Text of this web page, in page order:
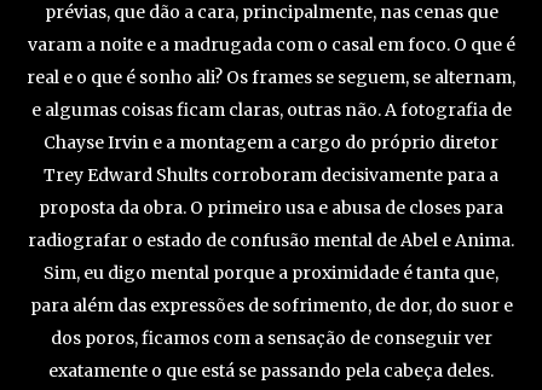
prévias, que dão a cara, principalmente, nas cenas que
varam a noite e a madrugada com o casal em foco. O que é
real e o que é sonho ali? Os frames se seguem, se alternam,
e algumas coisas ficam claras, outras não. A fotografia de
Chayse Irvin e a montagem a cargo do próprio diretor
Trey Edward Shults corroboram decisivamente para a
proposta da obra. O primeiro usa e abusa de closes para
radiografar o estado de confusão mental de Abel e Anima.
Sim, eu digo mental porque a proximidade é tanta que,
para além das expressões de sofrimento, de dor, do suor e
dos poros, ficamos com a sensação de conseguir ver
exatamente o que está se passando pela cabeça deles.